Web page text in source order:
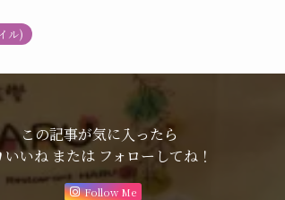
ル)
この記事が気に入ったら
いいね または フォローしてね！
Follow Me